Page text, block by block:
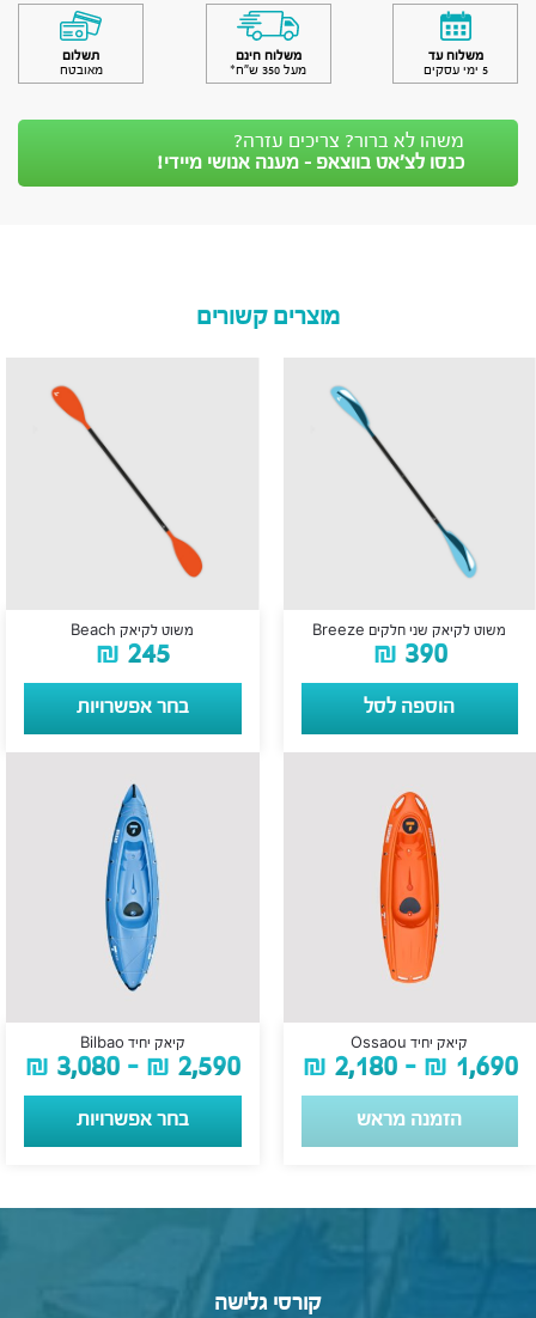
משלוח עד
5 ימי עסקים
משלוח חינם
מעל 350 ש״ח*
תשלום
מאובטח
משהו לא ברור? צריכים עזרה?
כנסו לצ’אט בווצאפ - מענה אנושי מיידי!
מוצרים קשורים
משוט לקיאק שני חלקים Breeze
₪ 390
הוספה לסל
משוט לקיאק Beach
₪ 245
בחר אפשרויות
קיאק יחיד Ossaou
₪ 1,690
–
₪ 2,180
הזמנה מראש
קיאק יחיד Bilbao
₪ 2,590
–
₪ 3,080
בחר אפשרויות
קורסי גלישה